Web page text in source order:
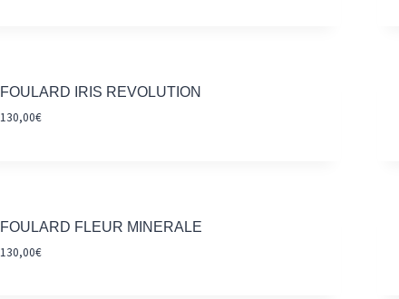
FOULARD IRIS REVOLUTION
130,00€
FOULARD FLEUR MINERALE
130,00€